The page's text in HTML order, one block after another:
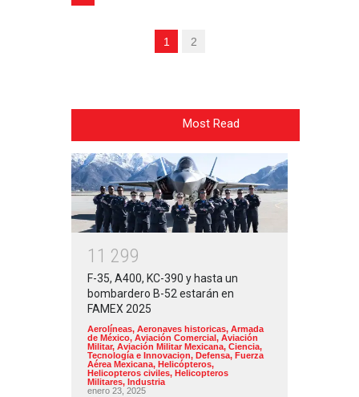
1 2
Most Read
1 1 299
F-35, A400, KC-390 y hasta un
bombardero B-52 estarán en
FAMEX 2025
Aerolíneas, Aeronaves historicas, Armada
de México, Aviación Comercial, Aviación
Militar, Aviación Militar Mexicana, Ciencia,
Tecnología e Innovacion, Defensa, Fuerza
Aérea Mexicana, Helicópteros,
Helicopteros civiles, Helicopteros
Militares, Industria
enero 23, 2025